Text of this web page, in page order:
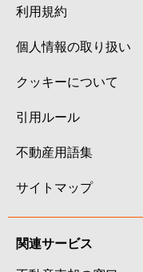
利用規約
個人情報の取り扱い
クッキーについて
引用ルール
不動産用語集
サイトマップ
関連サービス